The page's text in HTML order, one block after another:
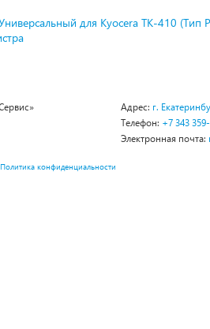
для Kyocera TK-410 (Тип
Адрес: г.
Телефон: +7 343
Электронная почта:
Политика конфиденциальности